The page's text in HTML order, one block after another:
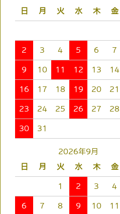
日
月 火 水 木 金
2 3 4 5 6 7
9 10 11 12 13 14
16 17 18 19 20 21
23 24 25 26 27 28
30 31
2026年9月
日
月 火 水 木 金
1 2 3 4
6 7 8 9 10 11